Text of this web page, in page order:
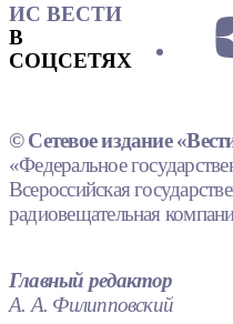
ИС ВЕСТИ
В
СОЦСЕТЯХ
© Сетевое издание
«Федеральное
Всероссийская
радиовещательная
Главный редактор
А. А. Филипповский